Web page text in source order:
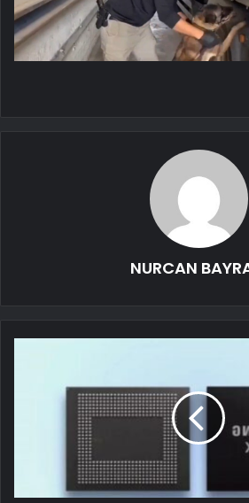
NURCAN